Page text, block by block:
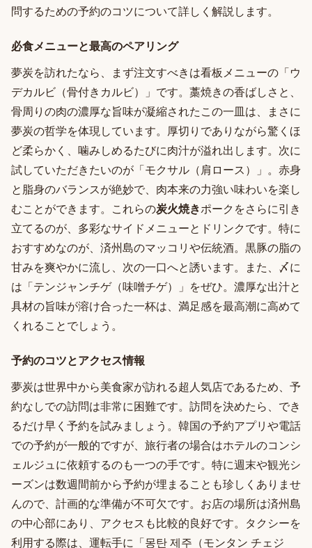
問するための予約のコツについて詳しく解説します。
必食メニューと最高のペアリング
夢炭を訪れたなら、まず注文すべきは看板メニューの「ウ
デカルビ（骨付きカルビ）」です。藁焼きの香ばしさと、
骨周りの肉の濃厚な旨味が凝縮されたこの一皿は、まさに
夢炭の哲学を体現しています。厚切りでありながら驚くほ
ど柔らかく、噛みしめるたびに肉汁が溢れ出します。次に
試していただきたいのが「モクサル（肩ロース）」。赤身
と脂身のバランスが絶妙で、肉本来の力強い味わいを楽し
むことができます。これらの炭火焼きポークをさらに引き
立てるのが、多彩なサイドメニューとドリンクです。特に
おすすめなのが、済州島のマッコリや伝統酒。黒豚の脂の
甘みを爽やかに流し、次の一口へと誘います。また、〆に
は「テンジャンチゲ（味噌チゲ）」をぜひ。濃厚な出汁と
具材の旨味が溶け合った一杯は、満足感を最高潮に高めて
くれることでしょう。
予約のコツとアクセス情報
夢炭は世界中から美食家が訪れる超人気店であるため、予
約なしでの訪問は非常に困難です。訪問を決めたら、でき
るだけ早く予約を試みましょう。韓国の予約アプリや電話
での予約が一般的ですが、旅行者の場合はホテルのコンシ
ェルジュに依頼するのも一つの手です。特に週末や観光シ
ーズンは数週間前から予約が埋まることも珍しくありませ
んので、計画的な準備が不可欠です。お店の場所は済州島
の中心部にあり、アクセスも比較的良好です。タクシーを
利用する際は、運転手に「몽탄 제주（モンタン チェジ